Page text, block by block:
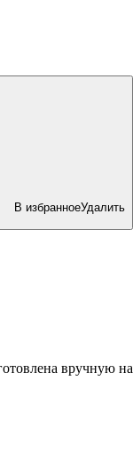
В избранноеУдалить
вручную на